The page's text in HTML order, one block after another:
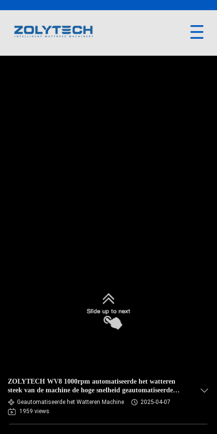
ZOLYTECH WV8 1000rpm automatiseerde het watteren
steek van de machine de hoge snelheid geautomatiseerde
ketting voor dekbedden en dekbedden
Geautomatiseerde het Watteren Machine
2025-04-07
1959 views